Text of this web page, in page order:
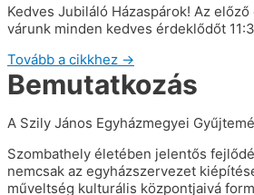
Kedves Jubiláló Házaspárok! Az
várunk minden kedves érdeklődőt
Tovább a cikkhez →
Bemutatkozás
A Szily János Egyházmegyei
Szombathely életében jelentős
nemcsak az egyházszervezet
műveltség kulturális központjaivá